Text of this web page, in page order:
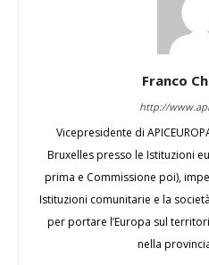
Franco
http://
Vicepresidente di
Bruxelles presso le Istituzioni
prima e Commissione poi),
Istituzioni comunitarie e la
per portare l’Europa sul
nella